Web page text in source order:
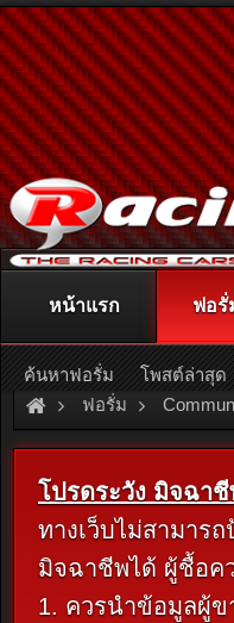
ติดต่อลงโฆษณา
หรืออ่านราย
ฟอรั่ม
โปรดระวัง มิจฉา
ทางเว็บไม่สามาร
มิจฉาชีพได้ ผู้ชื้อค
1. ควรนำข้อมูลผู้ข
หน้าแรก ฟอรั่
ค้นหาฟอรั่ม โพสต์ล่าสุด